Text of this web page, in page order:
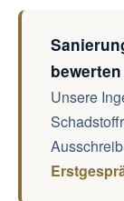
Unsere